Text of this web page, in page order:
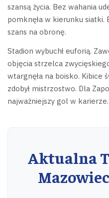
szansą życia. Bez wahania
pomknęła w kierunku siatki.
szans na obronę.
Stadion wybuchł euforią.
objęcia strzelca
wtargnęła na boisko. Kibice
zdobył mistrzostwo. Dla
najważniejszy gol w karierze.
Aktualna